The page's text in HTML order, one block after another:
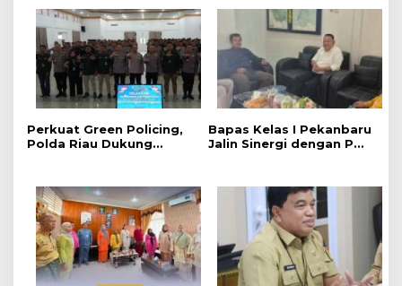
Pekanbaru
Kecamatan Menghadapi
Perkuat Green Policing,
Polda Riau Dukung
Penanaman Mangrove
Bapas Kelas I Pekanbaru
Jalin Sinergi dengan PW
Kelayan Binter